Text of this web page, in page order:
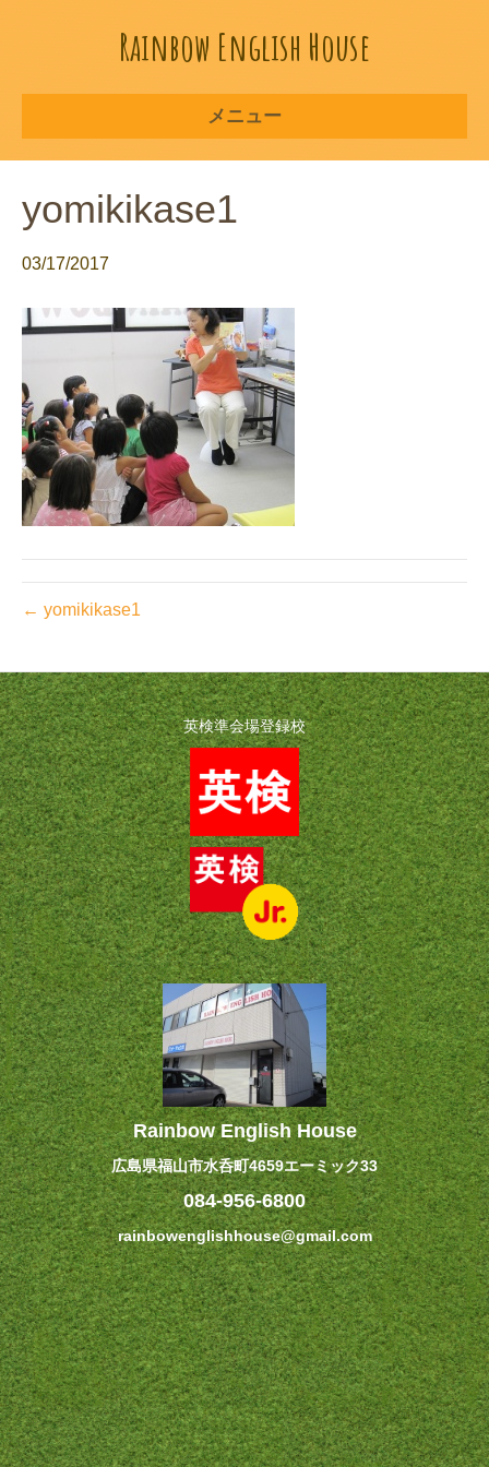
Rainbow English House
メニュー
yomikikase1
03/17/2017
← yomikikase1
英検準会場登録校
Rainbow English House
広島県福山市水呑町4659エーミック33
084-956-6800
rainbowenglishhouse@gmail.com